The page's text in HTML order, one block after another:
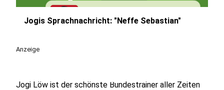
Jogis Sprachnachricht: "Neffe Sebastian"
Anzeige
Jogi Löw ist der schönste Bundestrainer aller Zeiten